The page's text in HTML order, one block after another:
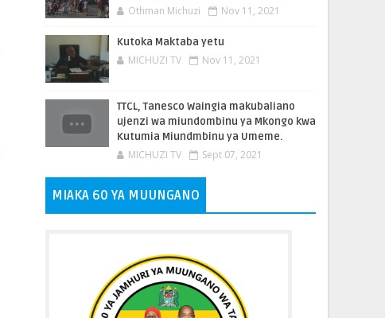
Othman Michuzi Nov 11, 2021
Kutoka Maktaba yetu
MICHUZI TV Nov 11, 2021
TTCL, Tanesco Waingia makubaliano
ujenzi wa miundombinu ya Mkongo kwa
Kutumia Miundmbinu ya Umeme.
MICHUZI TV Sept 07, 2021
MIAKA 60 YA MUUNGANO